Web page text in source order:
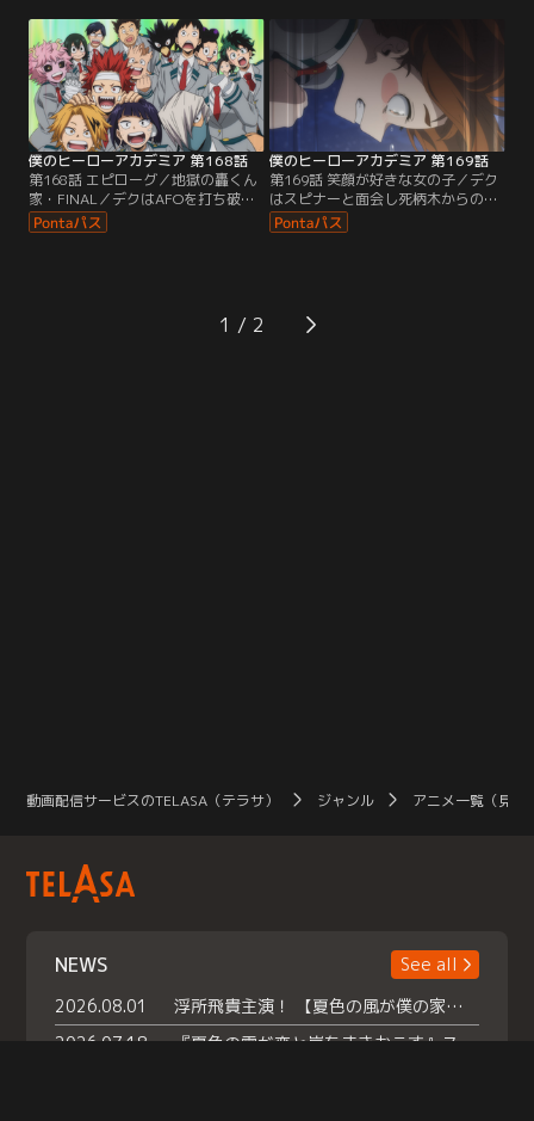
僕のヒーローアカデミア 第168話
第168話 エピローグ／地獄の轟くん
家・FINAL／デクはAFOを打ち破っ
た。戦いの後、人々が復興への道を
進む中、轟は家族と共に荼毘＝轟燈
僕のヒーローアカデミア 第169話
第169話 笑顔が好きな女の子／デク
はスピナーと面会し死柄木からの伝
言を伝える。新年度、復興作業で忙
しい中デクはお茶子の様子に違和感
1
動画配信サービスのTELASA（テラサ） ジャンル アニメ一覧（見放
NEWS
See all
2026.08.01
浮所飛貴主演！ 【夏色の風が僕の家にやってきた】 本日よりテラサで独占配信スタート！
2026.07.18
『夏色の雲が恋と嵐をまきおこす』スペシャルメイキング 【Part1】2026年７月18日（土）23時30分～配信スタート！話題のシーンの裏側を大公開！豪華キャスト大集合！ 『武宮家 真夏の家族会議』開催！